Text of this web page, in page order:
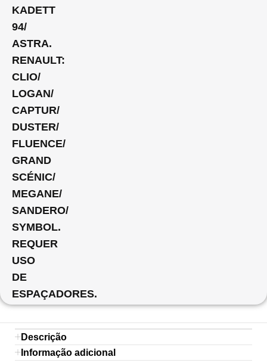
KADETT
94/
ASTRA.
RENAULT:
CLIO/
LOGAN/
CAPTUR/
DUSTER/
FLUENCE/
GRAND
SCÉNIC/
MEGANE/
SANDERO/
SYMBOL.
REQUER
USO
DE
ESPAÇADORES.
Descrição
Informação adicional